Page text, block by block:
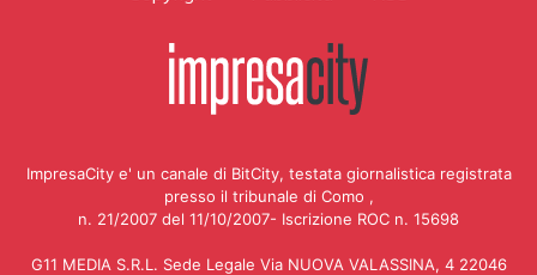
ImpresaCity e' un canale di BitCity, testata giornalistica registrata
presso il tribunale di Como ,
n. 21/2007 del 11/10/2007- Iscrizione ROC n. 15698
G11 MEDIA S.R.L. Sede Legale Via NUOVA VALASSINA, 4 22046